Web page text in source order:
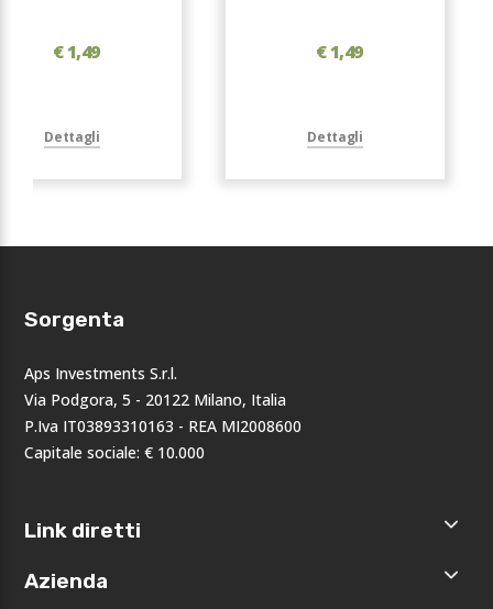
€ 1,49
Dettagli
€ 1,49
Dettagli
Sorgenta
Aps Investments S.r.l.
Via Podgora, 5 - 20122 Milano, Italia
P.Iva IT03893310163 - REA MI2008600
Capitale sociale: € 10.000
Link diretti
Home
Azienda